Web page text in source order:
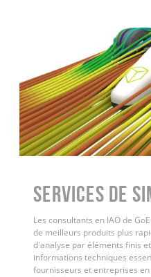
Services de
Les consultants en IAO de
de meilleurs produits plus
d'analyse par éléments finis
informations techniques
fournisseurs et entreprises